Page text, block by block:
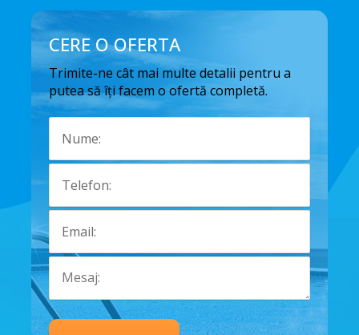
CERE O OFERTA
Trimite-ne cât mai multe detalii pentru a
putea să îți facem o ofertă completă.